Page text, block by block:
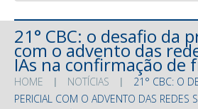
21° CBC: o desafio da
com o advento das
IAs na confirmação de
HOME NOTÍCIAS
21° CBC: O
PERICIAL COM O ADVENTO DAS REDES